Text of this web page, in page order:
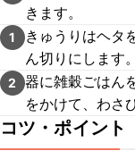
きます。
1
きゅうりはヘタ
ん切りにします
2
器に雑穀ごはん
をかけて、わさ
コツ・ポイント